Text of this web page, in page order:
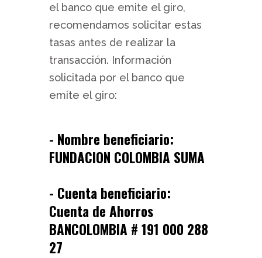
el banco que emite el giro,
recomendamos solicitar estas
tasas antes de realizar la
transacción. Información
solicitada por el banco que
emite el giro:
- Nombre beneficiario:
FUNDACION COLOMBIA SUMA
- Cuenta beneficiario:
Cuenta de Ahorros
BANCOLOMBIA # 191 000 288
27